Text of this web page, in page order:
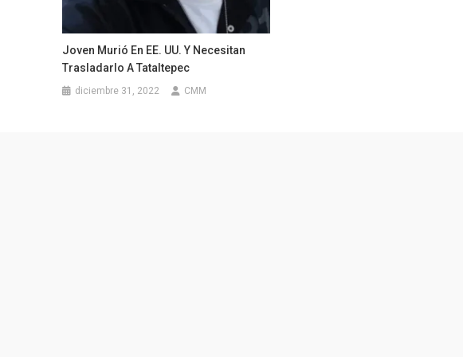
Joven Murió En EE. UU. Y Necesitan
Trasladarlo A Tataltepec
diciembre 31, 2022 CMM